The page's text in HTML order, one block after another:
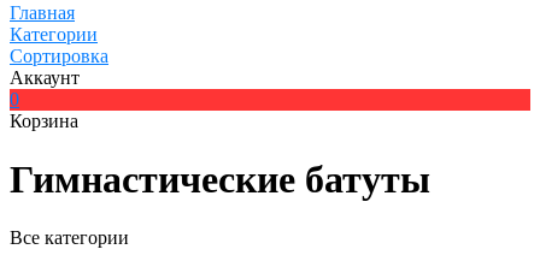
Главная
Категории
Сортировка
Аккаунт
0
Корзина
Гимнастические батуты
Все категории